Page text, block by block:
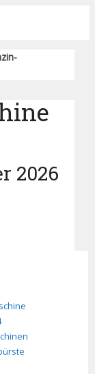
2026